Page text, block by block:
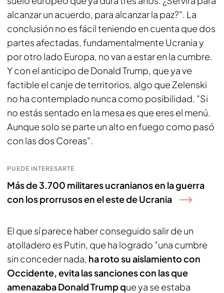
alcanzar un acuerdo, para alcanzar la paz?". La
conclusión no es fácil teniendo en cuenta que dos
partes afectadas, fundamentalmente Ucrania y
por otro lado Europa, no van a estar en la cumbre.
Y con el anticipo de Donald Trump, que ya ve
factible el canje de territorios, algo que Zelenski
no ha contemplado nunca como posibilidad. "Si
no estás sentado en la mesa es que eres el menú.
Aunque solo se parte un alto en fuego como pasó
con las dos Coreas".
PUEDE INTERESARTE
Más de 3.700 militares ucranianos en la guerra
con los prorrusos en el este de Ucrania
El que sí parece haber conseguido salir de un
atolladero es Putin, que ha logrado "una cumbre
sin conceder nada, ha roto su aislamiento con
Occidente, evita las sanciones con las que
amenazaba Donald Trump que ya se estaba